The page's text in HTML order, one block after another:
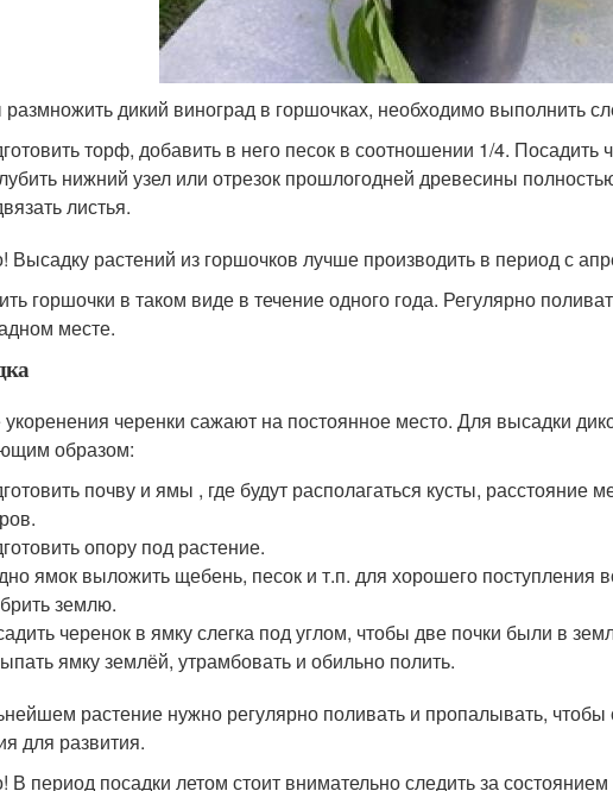
дикий виноград в горшочках, необходимо выполнить
торф, добавить в него песок в соотношении 1/4. Посадить
нижний узел или отрезок прошлогодней древесины
листья.
Высадку растений из горшочков лучше производить в период с
горшочки в таком виде в течение одного года. Регулярно
месте.
черенки сажают на постоянное место. Для высадки
образом:
почву и ямы , где будут располагаться кусты,
опору под растение.
ямок выложить щебень, песок и т.п. для хорошего поступления
землю.
черенок в ямку слегка под углом, чтобы две почки были в
ямку землёй, утрамбовать и обильно полить.
растение нужно регулярно поливать и пропалывать,
для развития.
В период посадки летом стоит внимательно следить за